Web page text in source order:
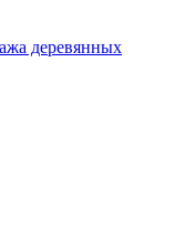
деревянных